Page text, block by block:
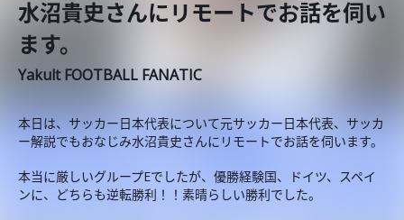
水沼貴史さんにリモートでお話を伺い
ます。
Yakult FOOTBALL FANATIC
本日は、サッカー日本代表について元サッカー日本代表、サッカ
ー解説でもおなじみ水沼貴史さんにリモートでお話を伺います。
本当に厳しいグループEでしたが、優勝経験国、ドイツ、スペイ
ンに、どちらも逆転勝利！！素晴らしい勝利でした。